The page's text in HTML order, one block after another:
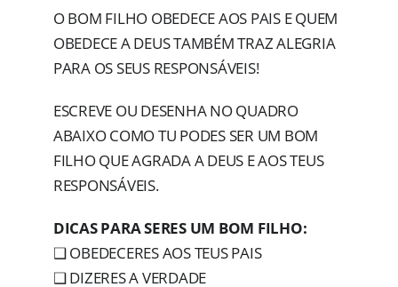
O BOM FILHO OBEDECE AOS PAIS E QUEM
OBEDECE A DEUS TAMBÉM TRAZ ALEGRIA
PARA OS SEUS RESPONSÁVEIS!
ESCREVE OU DESENHA NO QUADRO
ABAIXO COMO TU PODES SER UM BOM
FILHO QUE AGRADA A DEUS E AOS TEUS
RESPONSÁVEIS.
DICAS PARA SERES UM BOM FILHO:
❑ OBEDECERES AOS TEUS PAIS
❑ DIZERES A VERDADE